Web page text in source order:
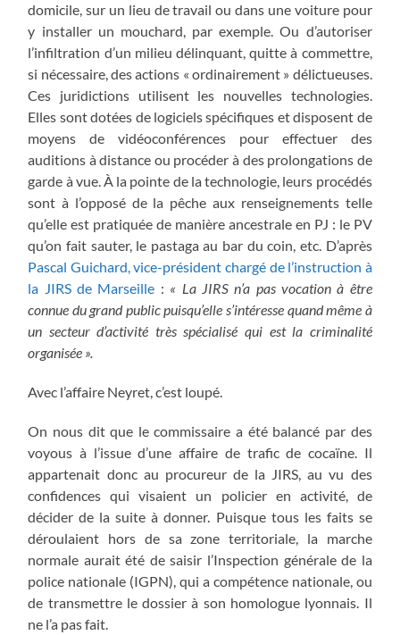
domicile, sur un lieu de travail ou dans une voiture pour
y installer un mouchard, par exemple. Ou d’autoriser
l’infiltration d’un milieu délinquant, quitte à commettre,
si nécessaire, des actions « ordinairement » délictueuses.
Ces juridictions utilisent les nouvelles technologies.
Elles sont dotées de logiciels spécifiques et disposent de
moyens de vidéoconférences pour effectuer des
auditions à distance ou procéder à des prolongations de
garde à vue. À la pointe de la technologie, leurs procédés
sont à l’opposé de la pêche aux renseignements telle
qu’elle est pratiquée de manière ancestrale en PJ : le PV
qu’on fait sauter, le pastaga au bar du coin, etc. D’après
Pascal Guichard, vice-président chargé de l’instruction à
la JIRS de Marseille : « La JIRS n’a pas vocation à être
connue du grand public puisqu’elle s’intéresse quand même à
un secteur d’activité très spécialisé qui est la criminalité
organisée ».
Avec l’affaire Neyret, c’est loupé.
On nous dit que le commissaire a été balancé par des
voyous à l’issue d’une affaire de trafic de cocaïne. Il
appartenait donc au procureur de la JIRS, au vu des
confidences qui visaient un policier en activité, de
décider de la suite à donner. Puisque tous les faits se
déroulaient hors de sa zone territoriale, la marche
normale aurait été de saisir l’Inspection générale de la
police nationale (IGPN), qui a compétence nationale, ou
de transmettre le dossier à son homologue lyonnais. Il
ne l’a pas fait.